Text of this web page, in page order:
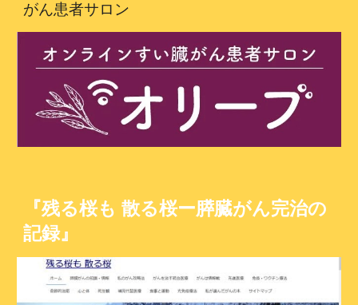
がん患者サロン
『残る桜も 散る桜ー膵臓がん完治の
記録』